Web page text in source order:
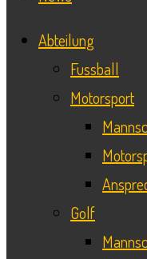
Abteilung
Fussball
Motorsport
Golf